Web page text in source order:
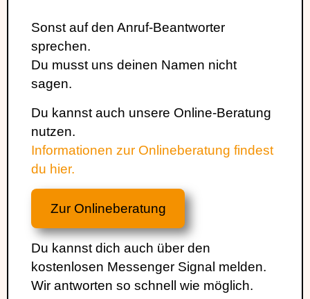
Sonst auf den Anruf-Beantworter
sprechen.
Du musst uns deinen Namen nicht
sagen.
Du kannst auch unsere Online-Beratung
nutzen.
Informationen zur Onlineberatung findest
du hier.
Zur Onlineberatung
Du kannst dich auch über den
kostenlosen Messenger Signal melden.
Wir antworten so schnell wie möglich.